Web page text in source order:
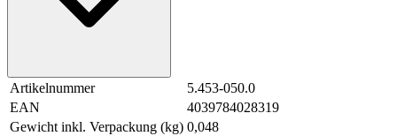
Artikelnummer
5.453-050.0
EAN
4039784028319
Gewicht inkl. Verpackung (kg) 0,048